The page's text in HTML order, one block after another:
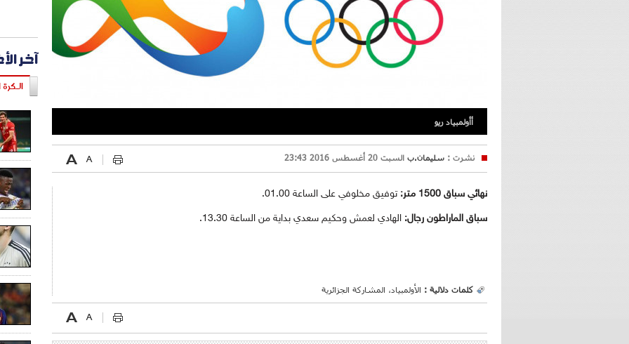
أأولمبياد ريو
نشرت : سليمان.ب السبت 20 أغسطس 2016 23:43
نهائي سباق 1500 متر: توفيق مخلوفي على الساعة 01.00.
سباق الماراطون رجال: الهادي لعمش وحكيم سعدي بداية من الساعة 13.30.
كلمات دلالية : الأولمبياد، المشاركة الجزائرية
آخر
الـكرة